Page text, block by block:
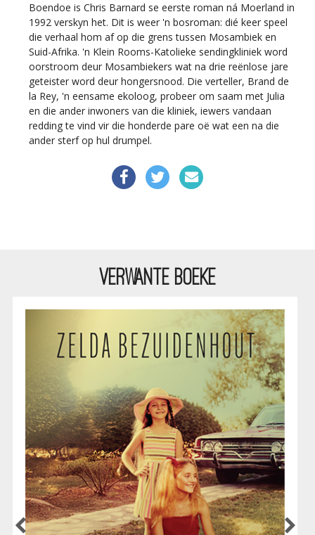
Boendoe is Chris Barnard se eerste roman ná Moerland in
1992 verskyn het. Dit is weer 'n bosroman: dié keer speel
die verhaal hom af op die grens tussen Mosambiek en
Suid-Afrika. 'n Klein Rooms-Katolieke sendingkliniek word
oorstroom deur Mosambiekers wat na drie reënlose jare
geteister word deur hongersnood. Die verteller, Brand de
la Rey, 'n eensame ekoloog, probeer om saam met Julia
en die ander inwoners van die kliniek, iewers vandaan
redding te vind vir die honderde pare oë wat een na die
ander sterf op hul drumpel.
VERWANTE BOEKE